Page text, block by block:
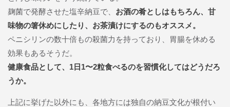
麹菌で発酵させた塩辛納豆で、 お酒の肴としはもちろん、甘
味物の箸休めにしたり、お茶漬けにするのもオススメ。
ペニシリンの数十倍もの殺菌力を持っており、胃腸を休める
効果もあるそうだ。
健康食品として、1日1〜2粒食べるのを習慣化してはどうだろ
うか。
上記に挙げた以外にも、各地方には独自の納豆文化が根付い